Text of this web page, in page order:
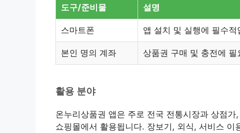
도구/준비물 설명
스마트폰 앱 설치 및 실행에 필수적
본인 명의 계좌 상품권 구매 및 충전에
활용 분야
온누리상품권 앱은 주로 전국 전통시장과 상점
쇼핑몰에서 활용됩니다. 장보기, 외식, 서비스